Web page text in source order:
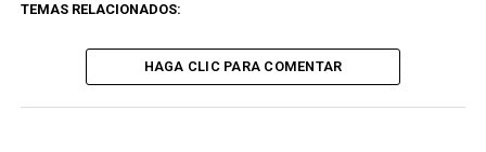
TEMAS RELACIONADOS:
HAGA CLIC PARA COMENTAR